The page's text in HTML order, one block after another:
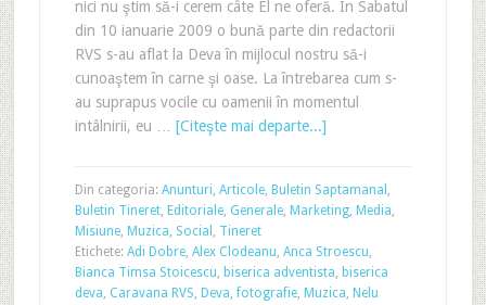
nici nu ştim să-i cerem câte El ne oferă. In Sabatul
din 10 ianuarie 2009 o bună parte din redactorii
RVS s-au aflat la Deva în mijlocul nostru să-i
cunoaştem în carne şi oase. La întrebarea cum s-
au suprapus vocile cu oamenii în momentul
intâlnirii, eu … [Citeşte mai departe...]
Din categoria: Anunturi, Articole, Buletin Saptamanal ,
Buletin Tineret, Editoriale, Generale, Marketing, Media,
Misiune, Muzica, Social , Tineret
Etichete: Adi Dobre, Alex Clodeanu, Anca Stroescu,
Bianca Timsa Stoicescu, biserica adventista, biserica
deva, Caravana RVS, Deva,fotografie, Muzica, Nelu